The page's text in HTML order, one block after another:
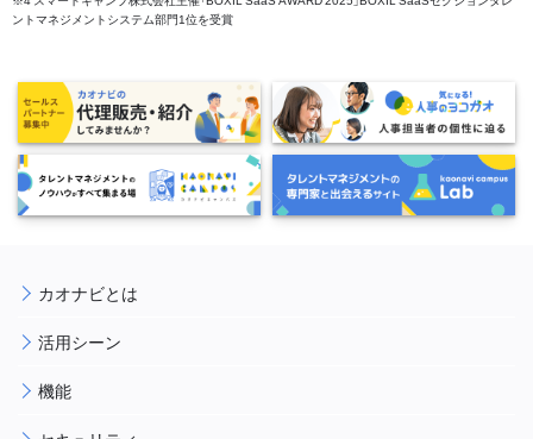
ントマネジメントシステム部門1位を受賞
カオナビとは
活用シーン
機能